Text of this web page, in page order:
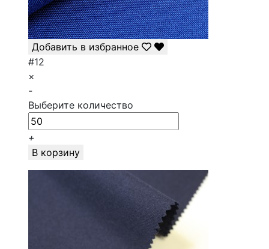
Добавить в избранное
#12
×
-
Выберите количество
+
В корзину